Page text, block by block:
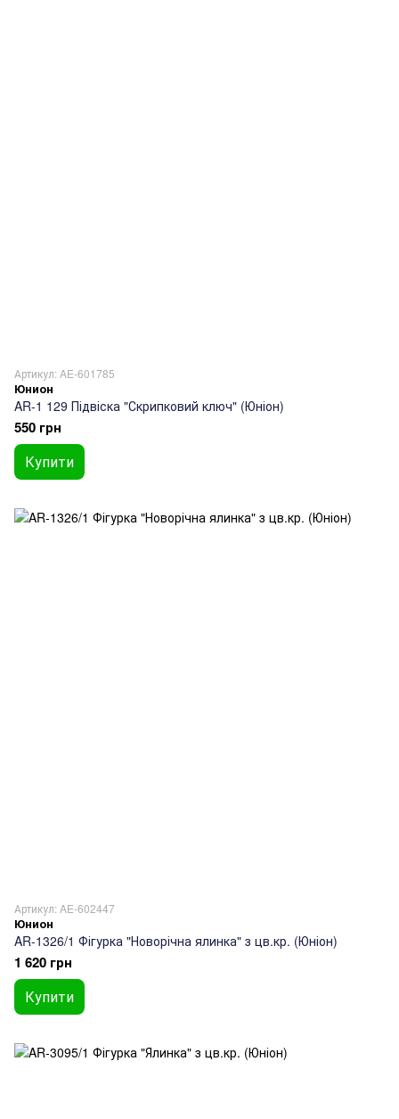
Артикул: AE-601785
Юнион
AR-1 129 Підвіска "Скрипковий ключ" (Юніон)
550 грн
Купити
Артикул: AE-602447
Юнион
AR-1326/1 Фігурка "Новорічна ялинка" з цв.кр. (Юніон)
1 620 грн
Купити